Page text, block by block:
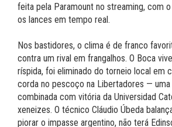
feita pela Paramount no streaming, com
os lances em tempo real.
Nos bastidores, o clima é de franco
contra um rival em frangalhos. O Boca
ríspida, foi eliminado do torneio local em
corda no pescoço na Libertadores —
combinada com vitória da Universidad
xeneizes. O técnico Cláudio Úbeda
piorar o impasse argentino, não terá